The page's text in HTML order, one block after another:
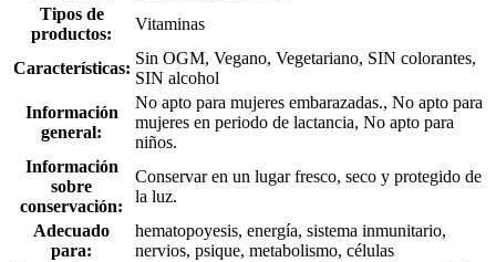
Tipos de
productos:
Vitaminas
Características:
Sin OGM, Vegano, Vegetariano, SIN colorantes,
SIN alcohol
Información
general:
No apto para mujeres embarazadas., No apto para
mujeres en periodo de lactancia, No apto para
niños.
Información
sobre
conservación:
Conservar en un lugar fresco, seco y protegido de
la luz.
Adecuado
para:
hematopoyesis, energía, sistema inmunitario,
nervios, psique, metabolismo, células